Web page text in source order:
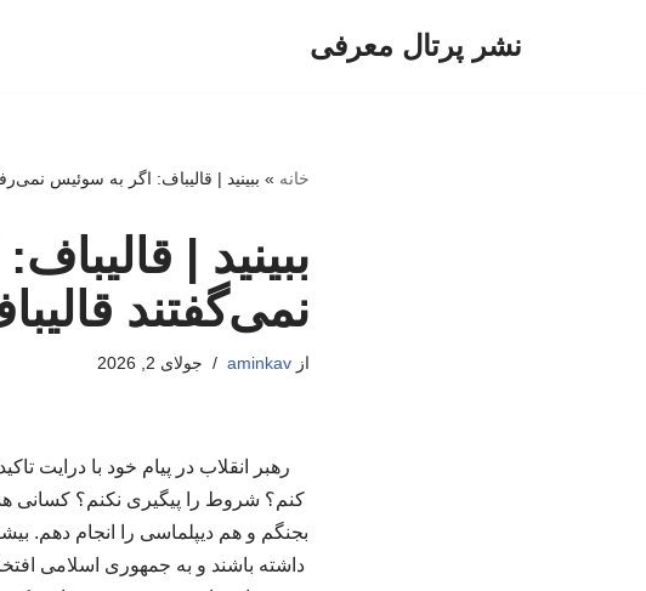
نشر پرتال معرفی
خانه » ببینید | قالیباف: اگر به سوئیس
ببینید |
نمی‌گفتند
ازaminkav جولای 2, 2026
رهبر انقلاب در پیام خود با درایت
کنم؟ شروط را پیگیری نکنم؟ کسانی
بجنگم و هم دیپلماسی را انجام دهم.
داشته باشند و به جمهوری اسلامی